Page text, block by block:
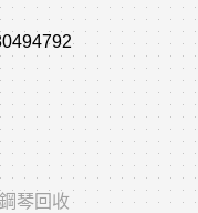
鋼琴回收